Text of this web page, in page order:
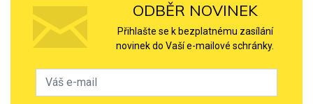
ODBĚR NOVINEK
Přihlašte se k bezplatnému zasílání
novinek do Vaší e-mailové schránky.